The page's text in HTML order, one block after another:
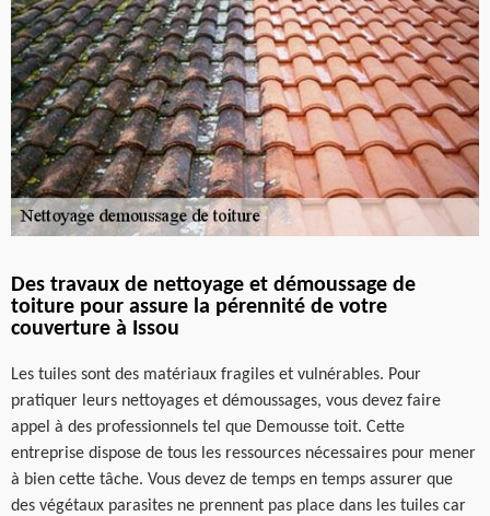
Des travaux de nettoyage et démoussage de
toiture pour assure la pérennité de votre
couverture à Issou
Les tuiles sont des matériaux fragiles et vulnérables. Pour
pratiquer leurs nettoyages et démoussages, vous devez faire
appel à des professionnels tel que Demousse toit. Cette
entreprise dispose de tous les ressources nécessaires pour mener
à bien cette tâche. Vous devez de temps en temps assurer que
des végétaux parasites ne prennent pas place dans les tuiles car